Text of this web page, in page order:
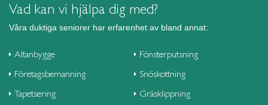
Vad kan vi hjälpa dig med?
Våra duktiga seniorer har erfarenhet av bland annat:
Altanbygge
Företagsbemanning
Tapetsering
Fönsterputsning
Snöskottning
Gräsklippning